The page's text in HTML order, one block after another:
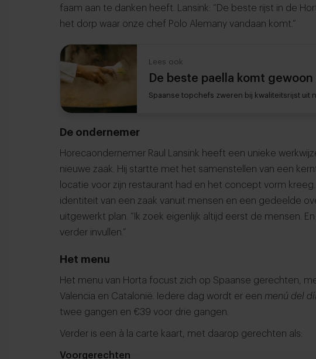
faam aan te danken heeft. Lansink: “De beste rijst in de
het dorp waar onze chef Polo Alemany vandaan komt.”
Lees ook
De beste paella komt
Spaanse topchefs zweren bij kwaliteitsrijst uit
De ondernemer
Horecaondernemer Raul Lansink heeft een unieke
nieuwe zaak. Hij startte met het samenstellen van een
locatie voor zijn restaurant had en het concept vorm
identiteit van een zaak vanuit mensen en een gedeelde
uitgewerkt plan. “Ik zoek eigenlijk altijd eerst de mensen.
verder invullen.”
Het menu
Het menu van Horta focust zich op Spaanse gerechten,
Valencia en Catalonië. Iedere dag wordt er een menú del
twee gangen en €39 voor drie gangen.
Verder is een à la carte kaart, met daarop gerechten als:
Voorgerechten